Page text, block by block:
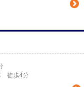
徒歩4分